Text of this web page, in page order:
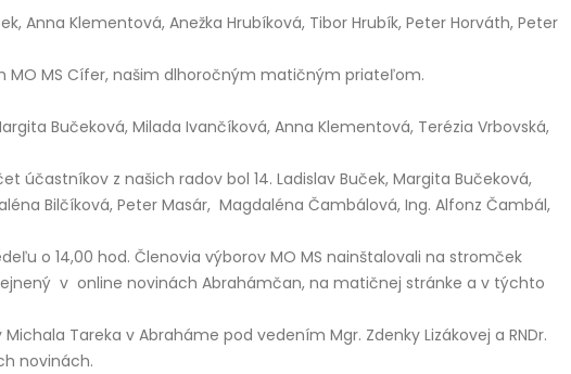
Anna Klementová, Anežka Hrubíková, Tibor Hrubík, Peter Horváth, Peter
MO MS Cífer, našim dlhoročným matičným priateľom.
Bučeková, Milada Ivančíková, Anna Klementová, Terézia Vrbovská,
účastníkov z našich radov bol 14. Ladislav Buček, Margita Bučeková,
Bilčíková, Peter Masár, Magdaléna Čambálová, Ing. Alfonz Čambál,
o 14,00 hod. Členovia výborov MO MS nainštalovali na stromček
v online novinách Abrahámčan, na matičnej stránke a v týchto
Tareka v Abraháme pod vedením Mgr. Zdenky Lizákovej a RNDr.
novinách.